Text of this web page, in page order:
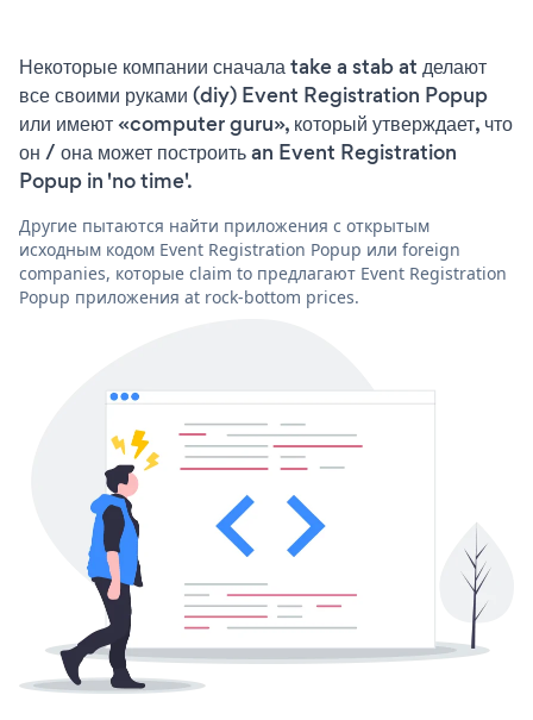
Некоторые компании сначала take a stab at делают
все своими руками (diy) Event Registration Popup
или имеют «computer guru», который утверждает, что
он / она может построить an Event Registration
Popup in 'no time'.
Другие пытаются найти приложения с открытым
исходным кодом Event Registration Popup или foreign
companies, которые claim to предлагают Event Registration
Popup приложения at rock-bottom prices.